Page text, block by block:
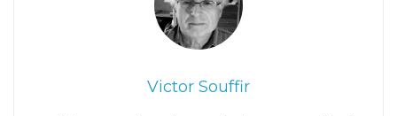
Victor Souffir